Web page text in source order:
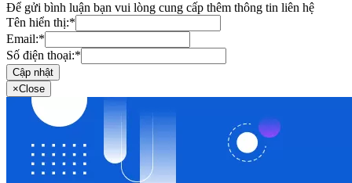
Để gửi bình luận bạn vui lòng cung cấp thêm thông tin liên hệ
Tên hiển thị:*
Email:*
Số điện thoại:*
Cập nhật
×Close